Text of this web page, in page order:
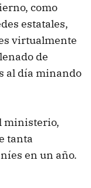
como
estatales,
virtualmente
de
al día minando
ministerio,
tanta
en un año.